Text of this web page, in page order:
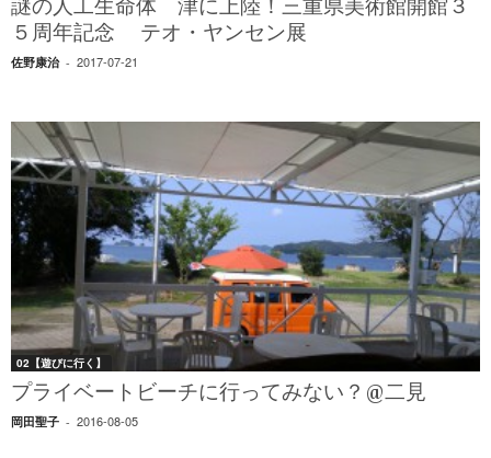
謎の人工生命体 津に上陸！三重県美術館開館３
５周年記念 テオ・ヤンセン展
佐野康治 - 2017-07-21
02【遊びに行く】
プライベートビーチに行ってみない？@二見
岡田聖子 - 2016-08-05